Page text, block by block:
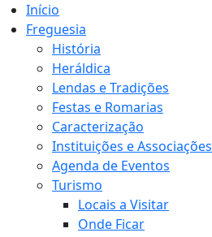
Início
Freguesia
História
Heráldica
Lendas e Tradições
Festas e Romarias
Caracterização
Instituições e Associações
Agenda de Eventos
Turismo
Locais a Visitar
Onde Ficar